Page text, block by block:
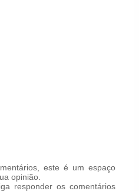
este é um espaço
opinião.
responder os comentários